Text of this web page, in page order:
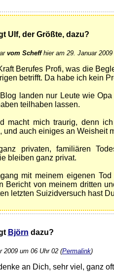
Ulf, der Größte, dazu?
vom Scheffhier am 29. Januar 2009
Berufes Profi, was die
betrifft. Da habe ich kein
landen nur Leute wie
teilhaben lassen.
macht mich traurig, denn
und auch einiges an Weisheit
privaten, familiären
bleiben ganz privat.
mit meinem eigenen
Bericht von meinem dritten
letzten Suizidversuch hast
Björn dazu?
2009 um 06 Uhr 02 (Permalink)
an Dich, sehr viel, ganz